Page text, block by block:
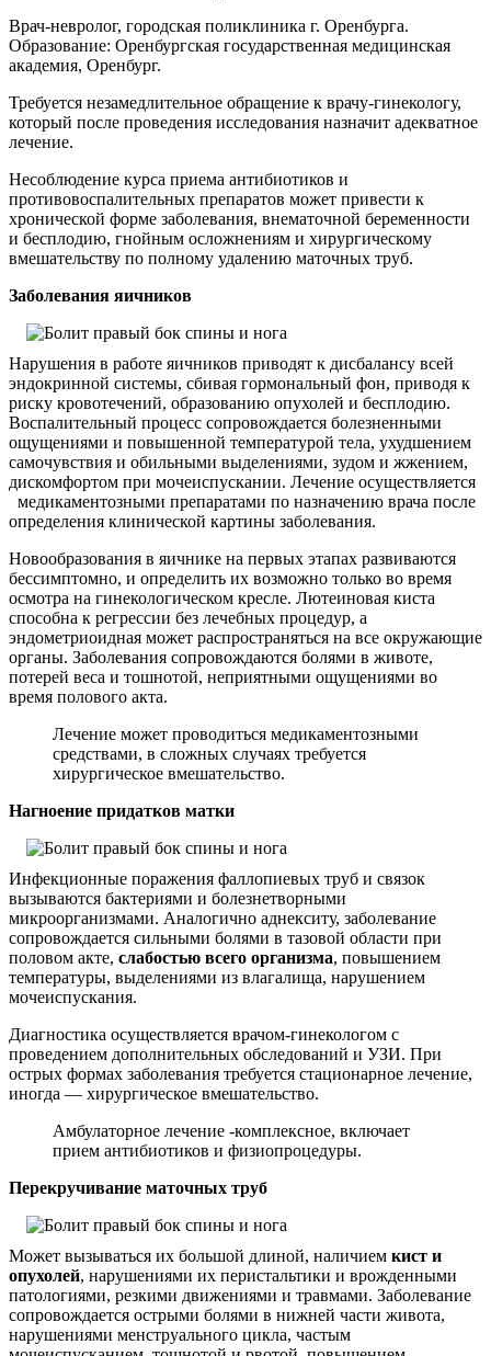
Врач-невролог, городская поликлиника г. Оренбурга.
Образование: Оренбургская государственная медицинская
академия, Оренбург.
Требуется незамедлительное обращение к врачу-гинекологу,
который после проведения исследования назначит адекватное
лечение.
Несоблюдение курса приема антибиотиков и
противовоспалительных препаратов может привести к
хронической форме заболевания, внематочной беременности
и бесплодию, гнойным осложнениям и хирургическому
вмешательству по полному удалению маточных труб.
Заболевания яичников
Нарушения в работе яичников приводят к дисбалансу всей
эндокринной системы, сбивая гормональный фон, приводя к
риску кровотечений, образованию опухолей и бесплодию.
Воспалительный процесс сопровождается болезненными
ощущениями и повышенной температурой тела, ухудшением
самочувствия и обильными выделениями, зудом и жжением,
дискомфортом при мочеиспускании. Лечение осуществляется
медикаментозными препаратами по назначению врача после
определения клинической картины заболевания.
Новообразования в яичнике на первых этапах развиваются
бессимптомно, и определить их возможно только во время
осмотра на гинекологическом кресле. Лютеиновая киста
способна к регрессии без лечебных процедур, а
эндометриоидная может распространяться на все окружающие
органы. Заболевания сопровождаются болями в животе,
потерей веса и тошнотой, неприятными ощущениями во
время полового акта.
Лечение может проводиться медикаментозными
средствами, в сложных случаях требуется
хирургическое вмешательство.
Нагноение придатков матки
Инфекционные поражения фаллопиевых труб и связок
вызываются бактериями и болезнетворными
микроорганизмами. Аналогично аднекситу, заболевание
сопровождается сильными болями в тазовой области при
половом акте, слабостью всего организма, повышением
температуры, выделениями из влагалища, нарушением
мочеиспускания.
Диагностика осуществляется врачом-гинекологом с
проведением дополнительных обследований и УЗИ. При
острых формах заболевания требуется стационарное лечение,
иногда — хирургическое вмешательство.
Амбулаторное лечение -комплексное, включает
прием антибиотиков и физиопроцедуры.
Перекручивание маточных труб
Может вызываться их большой длиной, наличием кист и
опухолей, нарушениями их перистальтики и врожденными
патологиями, резкими движениями и травмами. Заболевание
сопровождается острыми болями в нижней части живота,
нарушениями менструального цикла, частым